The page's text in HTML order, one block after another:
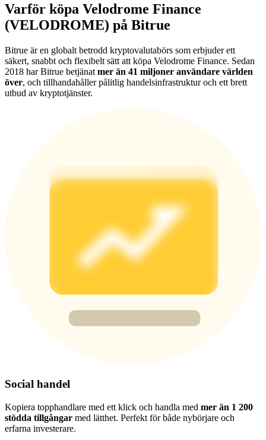
Deposit CASHCAT & Win
Share 500000 CASHCAT prize pool
Register & Trade to Win 500,000 USDT
Trade Gold & Silver · 33,333 USDT Bonus
USDT New User Exclusive 10% APR
USDT Flexible Staking | Daily Rewards
Trade New Futures, Win 200,000 USDT
Crypto World Cup 2026: Grand Finale
Varför köpa Velodrome Finance
(VELODROME) på Bitrue
Bitrue är en globalt betrodd kryptovalutabörs som erbjuder ett
säkert, snabbt och flexibelt sätt att köpa Velodrome Finance. Sedan
2018 har Bitrue betjänat mer än 41 miljoner användare världen
över, och tillhandahåller pålitlig handelsinfrastruktur och ett brett
utbud av kryptotjänster.
Social handel
Kopiera topphandlare med ett klick och handla med mer än 1 200
stödda tillgångar med lätthet. Perfekt för både nybörjare och
erfarna investerare.